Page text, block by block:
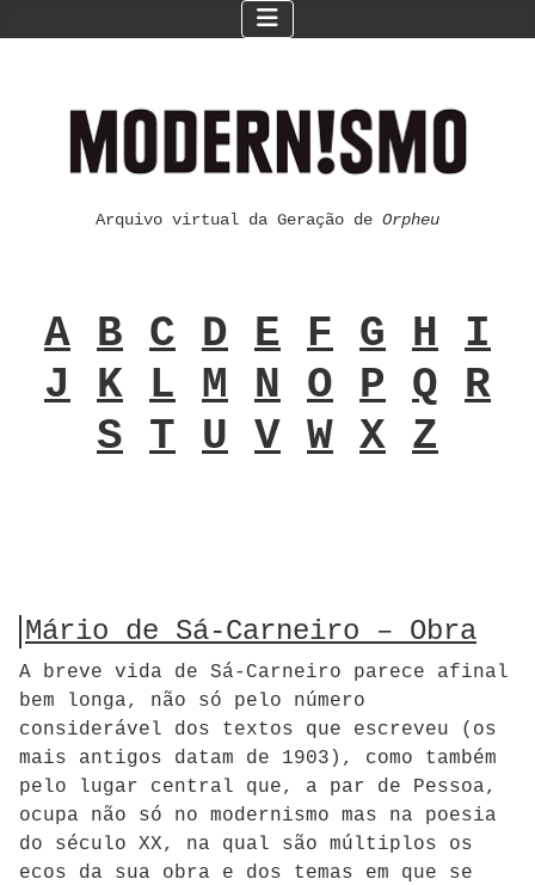
Arquivo virtual da Geração de Orpheu
A B C D E F G H
I
J
K L M N O P Q
R
S T U V W X Z
Mário de Sá-Carneiro – Obra
A breve vida de Sá-Carneiro parece afinal
bem longa, não só pelo número
considerável dos textos que escreveu (os
mais antigos datam de 1903), como também
pelo lugar central que, a par de Pessoa,
ocupa não só no modernismo mas na poesia
do século XX, na qual são múltiplos os
ecos da sua obra e dos temas em que se